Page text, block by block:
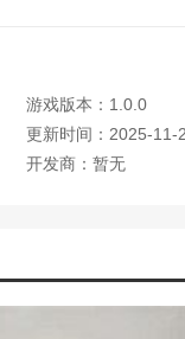
记住本站网址，本站
游戏版本：1.0.0
更新时间：2025-11-
开发商：暂无